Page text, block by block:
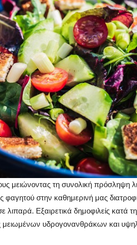
μειώνοντας τη συνολική πρόσληψη
φαγητού στην καθημερινή μας
Εξαιρετικά δημοφιλείς κατά τη
μειωμένων υδρογονανθράκων και